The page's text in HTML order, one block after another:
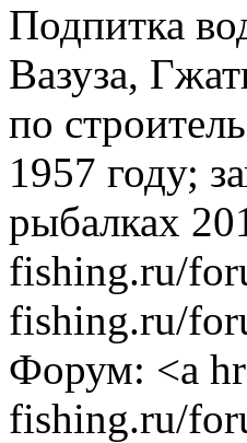
Подпитка
Вазуза,
по
1957 году;
рыбалках
fishing.ru/
fishing.ru/
Форум: <a
fishing.ru/